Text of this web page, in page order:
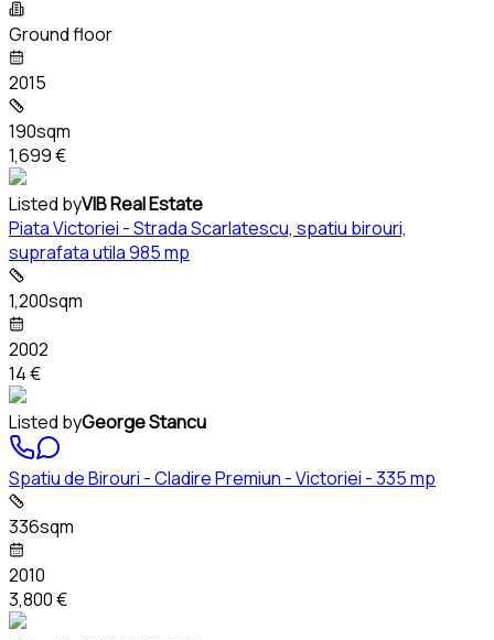
Ground floor
2015
190sqm
1,699 €
Listed byVIB Real Estate
Piata Victoriei - Strada Scarlatescu, spatiu birouri,
suprafata utila 985 mp
1,200sqm
2002
14 €
Listed byGeorge Stancu
Spatiu de Birouri - Cladire Premiun - Victoriei - 335 mp
336sqm
2010
3,800 €